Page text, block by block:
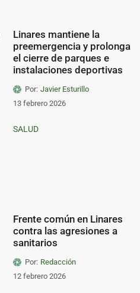
Linares mantiene la
preemergencia y prolonga
el cierre de parques e
instalaciones deportivas
Por: Javier Esturillo
13 febrero 2026
SALUD
Frente común en Linares
contra las agresiones a
sanitarios
Por: Redacción
12 febrero 2026